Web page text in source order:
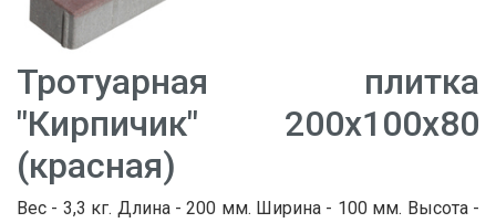
Тротуарная плитка
"Кирпичик" 200х100х80
(красная)
Вес - 3,3 кг. Длина - 200 мм. Ширина - 100 мм. Высота -